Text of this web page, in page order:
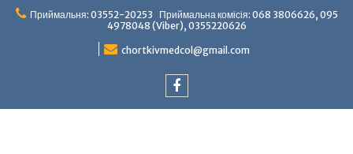
ПерейтиПриймальня: 03552-20253 Приймальна комісія: 068 3806626, 095
4978048 (Viber), 0355220626
chortkivmedcol@gmail.com